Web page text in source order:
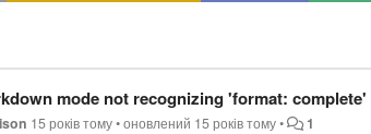
mode not recognizing 'format: complete' on
15 років тому•оновлений 15 років тому• 1